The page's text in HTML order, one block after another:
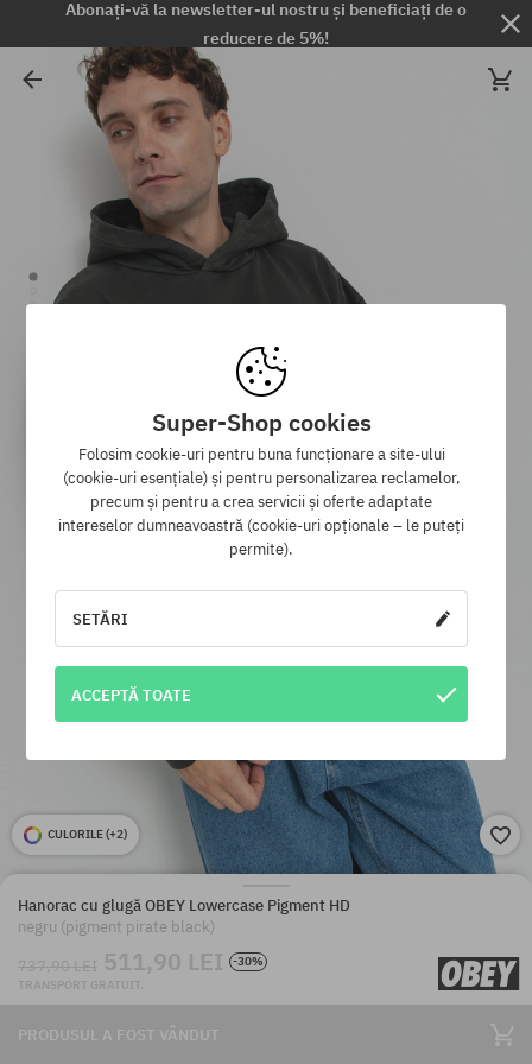
Abonați-vă la newsletter-ul nostru și beneficiați de o
reducere de 5%!
CULORILE (+2)
Hanorac cu glugă OBEY Lowercase Pigment HD
negru (pigment pirate black)
737,90 LEI 511,90 LEI
-30%
TRANSPORT GRATUIT.
PRODUSUL A FOST VÂNDUT
Super-Shop cookies
Folosim cookie-uri pentru buna funcționare a site-ului
(cookie-uri esențiale) și pentru personalizarea reclamelor,
precum și pentru a crea servicii și oferte adaptate
intereselor dumneavoastră (cookie-uri opționale – le puteți
permite).
SETĂRI
ACCEPTĂ TOATE